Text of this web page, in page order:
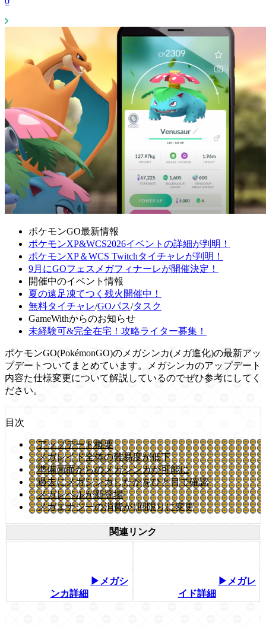
ポケモンGO最新情報
ポケモンXP&WCS2026イベントの詳細が判明！
ポケモンXP＆WCS Twitchタイチャレが判明！
9月にGOフェスメガフィナーレが開催決定！
開催中のイベント情報
夏の遠足凍てつく残火開催中！
無料タイチャレ/GOパス/タスク
GameWithからのお知らせ
未経験可&完全在宅！攻略ライター募集！
ポケモンGO(PokémonGO)のメガシンカ(メガ進化)の最新アッ
プデートついてまとめています。メガシンカのアップデート
内容た仕様変更について解説しているのでぜひ参考にしてく
ださい。
目次
アップデート概要
メガレイド全体の難易度が低下
準備画面からのメガシンカが可能に
過去にメガシンカしたかをひと目で確認
メガレベルが新登場
メガエナジーの消費が1回限りに変更
関連リンク
▶メガシ
ンカ詳細
▶メガレ
イド詳細